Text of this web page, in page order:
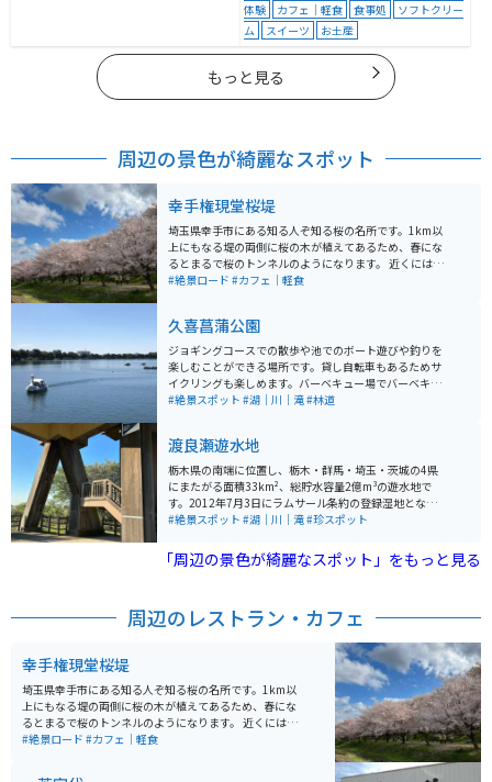
体験
カフェ｜軽食 食事処
ソフトクリー
ム
スイーツ お土産
もっと見る
周辺の景色が綺麗なスポット
幸手権現堂桜堤
埼玉県幸手市にある知る人ぞ知る桜の名所です。1km以
上にもなる堤の両側に桜の木が植えてあるため、春にな
るとまるで桜のトンネルのようになります。 近くには菜
の花が一面に広がっているため、菜の花の黄色と、桜の
の道路はほぼ動かない状況です。幸手は元々宿場町とし
て栄えた町のため、商店街を通ってくると宿場町時代か
ら残る建物も見ることが出来るので、ちょっとした観光
気分にもなれます。 紫陽花や彼岸花も植えてあるため、
春の桜以外も、一年を通し四季折々で異なる花を楽しむ
#絶景ロード #カフェ｜軽食
久喜菖蒲公園
ジョギングコースでの散歩や池でのボート遊びや釣りを
楽しむことができる場所です。貸し自転車もあるためサ
イクリングも楽しめます。バーベキュー場でバーベキュ
ーを楽しむことができ、芝生広場が何ヶ所かあるため、
#絶景スポット #湖｜川｜滝#林道
渡良瀬遊水地
栃木県の南端に位置し、栃木・群馬・埼玉・茨城の4県
にまたがる面積33km²、総貯水容量2億m³の遊水地で
す。2012年7月3日にラムサール条約の登録湿地となりま
した。 元々は洪水防止目的で、後に足尾鉱毒事件による
す。広大な土地が大雨になると全て水に覆われるのです
が、普段はとても静かで広々した自然の気持ち良い場所
てみることをおすすめします。2019年の台風で遊水地と
展望台の壁に記されており「遊水地」の役割が見てわか
#絶景スポット #湖｜川｜滝#珍スポット
「周辺の景色が綺麗なスポット」をもっと見る
周辺のレストラン・カフェ
幸手権現堂桜堤
埼玉県幸手市にある知る人ぞ知る桜の名所です。1km以
上にもなる堤の両側に桜の木が植えてあるため、春にな
るとまるで桜のトンネルのようになります。 近くには菜
の花が一面に広がっているため、菜の花の黄色と、桜の
#絶景ロード #カフェ｜軽食